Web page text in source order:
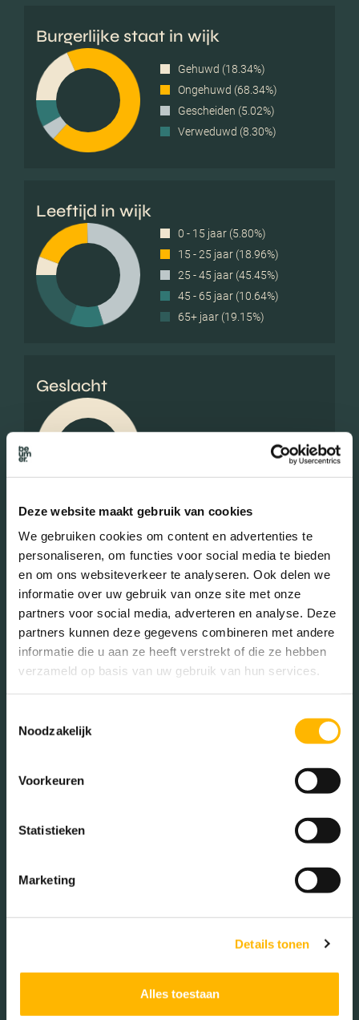
Deze website maakt gebruik van cookies
We gebruiken cookies om content en advertenties te
personaliseren, om functies voor social media te bieden
en om ons websiteverkeer te analyseren. Ook delen we
informatie over uw gebruik van onze site met onze
partners voor social media, adverteren en analyse. Deze
partners kunnen deze gegevens combineren met andere
informatie die u aan ze heeft verstrekt of die ze hebben
verzameld op basis van uw gebruik van hun services.
Noodzakelijk
Voorkeuren
Statistieken
Marketing
Details tonen
Alles toestaan
Burgerlijke staat in wijk
Gehuwd (18.34%)
Ongehuwd (68.34%)
Gescheiden (5.02%)
Verweduwd (8.30%)
Leeftijd in wijk
0 - 15 jaar (5.80%)
15 - 25 jaar (18.96%)
25 - 45 jaar (45.45%)
45 - 65 jaar (10.64%)
65+ jaar (19.15%)
Geslacht
Gezinnen met kinderen
Met kinderen (6.47%)
Zonder kinderen (15.36%)
Éénpersoons huishoudens
(78.17%)
Woningen koop / huur